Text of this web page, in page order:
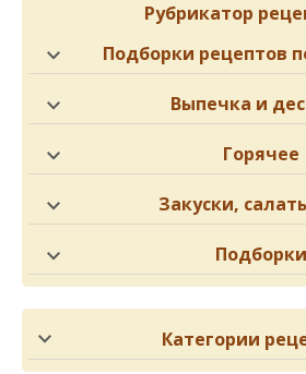
Рубрикатор
Подборки рецептов
Выпечка и
Горячее
Закуски,
Подборки
Категории